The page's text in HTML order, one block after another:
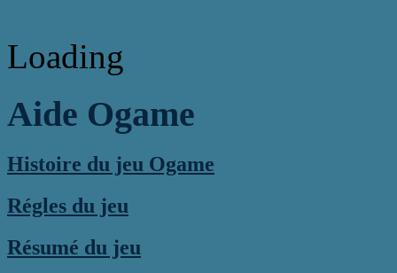
Loading
Aide Ogame
Histoire du jeu Ogame
Régles du jeu
Résumé du jeu